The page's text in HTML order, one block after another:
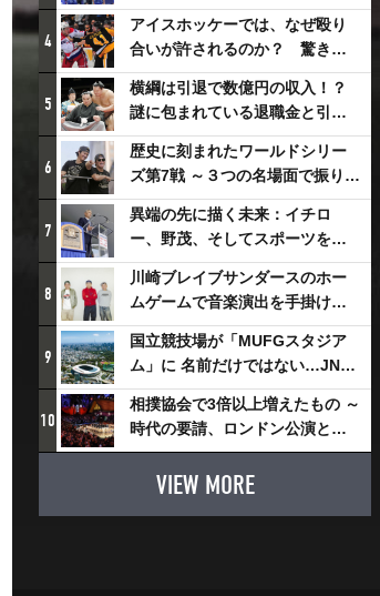
ラスとは
4
アイスホッケーでは、なぜ殴り
合いが許されるのか？ 驚きの
「ファイティング」ルールにつ
いて
5
横綱は引退で数億円の収入！？
謎に包まれている退職金と引退
相撲興行
6
歴史に刻まれたワールドシリー
ズ第7戦 ～３つの名場面で振り返
る～
7
異端の先に描く未来：イチロ
ー、野茂、そしてスポーツを支
える科学界の挑戦
8
川崎ブレイブサンダースのホー
ムゲームで音楽演出を手掛ける
スチャダラパーが川崎新！アリ
ーナシティ・プロジェクトを語
る 「楽しみでしかないでしょ。
川崎は、ずっと成長曲線だか
ら」
9
国立競技場が「MUFGスタジア
ム」に 名前だけではない…JNSE
とMUFGが“共創”し描く地域活
性化・社会価値創造の近未来図
とは
10
相撲協会で3倍以上増えたもの ～
時代の要請、ロンドン公演と古
式大相撲
VIEW MORE